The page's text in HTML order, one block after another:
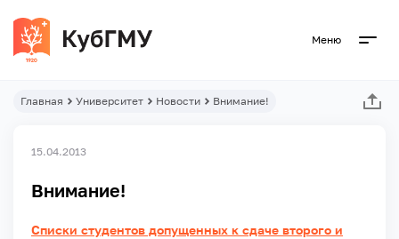
Меню
Главная Университет Новости Внимание!
15.04.2013
Внимание!
Списки студентов допущенных к сдаче второго и